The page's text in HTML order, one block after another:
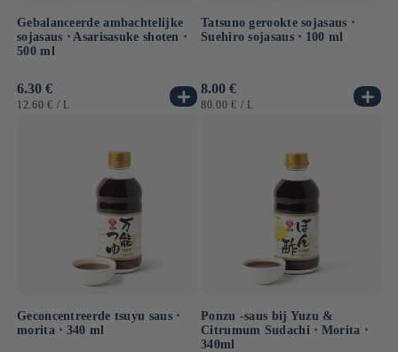
Gebalanceerde ambachtelijke
sojasaus ⋅ Asarisasuke shoten ⋅
500 ml
Normale
prijs
6.30 €
EENHEIDSPRIJS
12.60 € / PER
L
Tatsuno gerookte sojasaus ⋅
Suehiro sojasaus ⋅ 100 ml
Normale
prijs
8.00 €
EENHEIDSPRIJS
80.00 € / PER
L
Geconcentreerde tsuyu saus ⋅
morita ⋅ 340 ml
Ponzu -saus bij Yuzu &
Citrumum Sudachi ⋅ Morita ⋅
340ml